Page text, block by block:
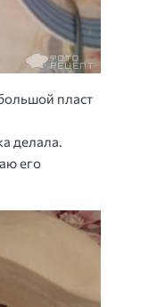
пласт
делала.
его